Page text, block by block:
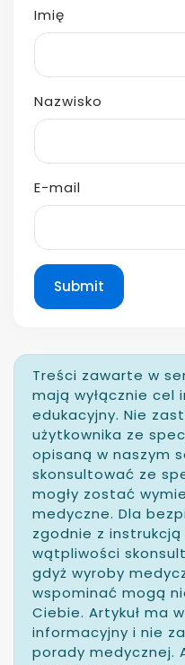
Imię
Nazwisko
E-mail
Submit
Treści zawarte w
mają wyłącznie cel
edukacyjny. Nie
użytkownika ze
opisaną w naszym
skonsultować ze
mogły zostać
medyczne. Dla
zgodnie z
wątpliwości
gdyż wyroby
wspominać mogą
Ciebie. Artykuł ma
informacyjny i nie
porady medycznej.